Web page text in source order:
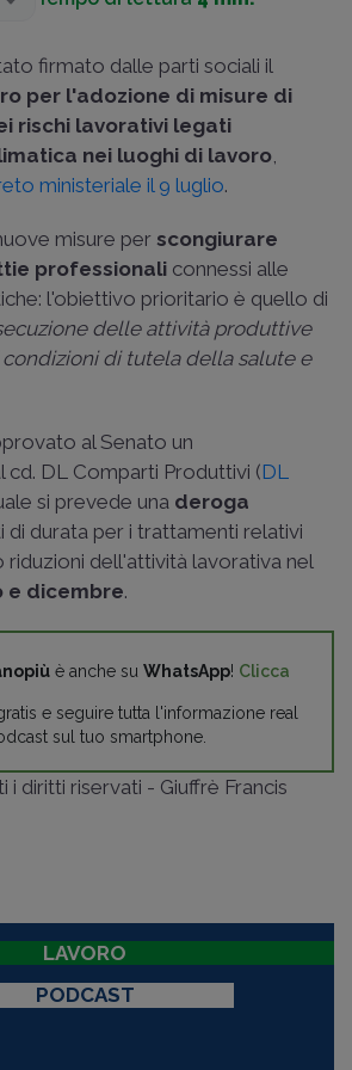
firmato dalle parti sociali il
per l'adozione di misure di
rischi lavorativi legati
nei luoghi di lavoro,
ministeriale il 9 luglio.
misure per scongiurare
professionali connessi alle
l'obiettivo prioritario è quello di
delle attività produttive
di tutela della salute e
al Senato un
cd. DL Comparti Produttivi (DL
si prevede una deroga
di durata per i trattamenti relativi
riduzioni dell'attività lavorativa nel
e dicembre.
è anche su WhatsApp! Clicca
e seguire tutta l'informazione real
sul tuo smartphone.
diritti riservati - Giuffrè Francis
LAVORO
PODCAST